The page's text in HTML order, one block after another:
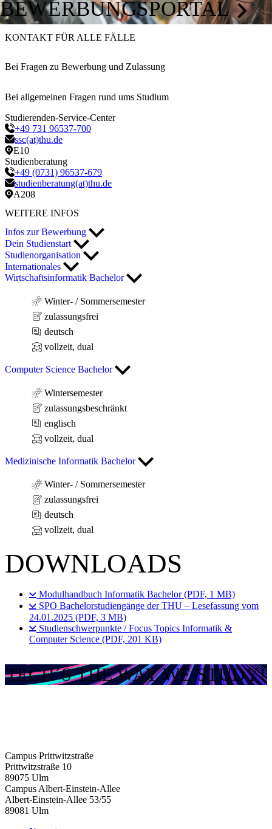
BEWERBUNGSPORTAL
KONTAKT FÜR ALLE FÄLLE
Bei Fragen zu Bewerbung und Zulassung
Bei allgemeinen Fragen rund ums Studium
Studierenden-Service-Center
+49 731 96537-700
ssc(at)thu.de
E10
Studienberatung
+49 (0731) 96537-679
studienberatung(at)thu.de
A208
WEITERE INFOS
Infos zur Bewerbung
Dein Studienstart
Studienorganisation
Internationales
Wirtschaftsinformatik Bachelor
Winter- / Sommersemester
zulassungsfrei
deutsch
vollzeit, dual
Computer Science Bachelor
Wintersemester
zulassungsbeschränkt
englisch
vollzeit, dual
Medizinische Informatik Bachelor
Winter- / Sommersemester
zulassungsfrei
deutsch
vollzeit, dual
DOWNLOADS
Modulhandbuch Informatik Bachelor (PDF, 1 MB)
SPO Bachelorstudiengänge der THU – Lesefassung vom
24.01.2025 (PDF, 3 MB)
Studienschwerpunkte / Focus Topics Informatik &
Computer Science (PDF, 201 KB)
TECH´S THE WAY WE STUDY!
Campus Prittwitzstraße
Prittwitzstraße 10
89075 Ulm
Campus Albert-Einstein-Allee
Albert-Einstein-Allee 53/​55
89081 Ulm